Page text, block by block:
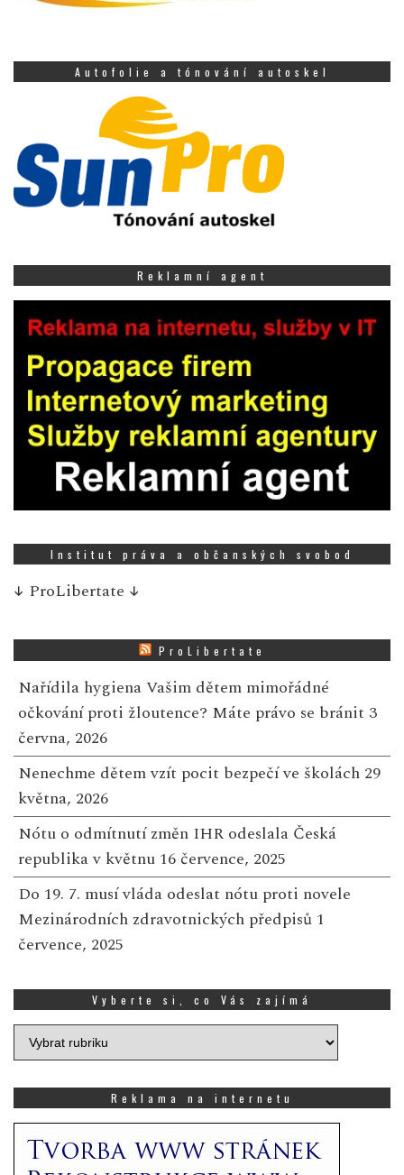
Autofolie a tónování autoskel
Reklamní agent
Institut práva a občanských svobod
↓ ProLibertate ↓
ProLibertate
Nařídila hygiena Vašim dětem mimořádné
očkování proti žloutence? Máte právo se bránit 3
června, 2026
Nenechme dětem vzít pocit bezpečí ve školách 29
května, 2026
Nótu o odmítnutí změn IHR odeslala Česká
republika v květnu 16 července, 2025
Do 19. 7. musí vláda odeslat nótu proti novele
Mezinárodních zdravotnických předpisů 1
července, 2025
Vyberte si, co Vás zajímá
Vyberte
si,
zajímá
Reklama na internetu